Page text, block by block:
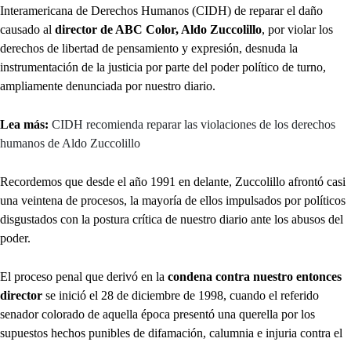
Interamericana de Derechos Humanos (CIDH) de reparar el daño
causado al director de ABC Color, Aldo Zuccolillo, por violar los
derechos de libertad de pensamiento y expresión, desnuda la
instrumentación de la justicia por parte del poder político de turno,
ampliamente denunciada por nuestro diario.
Lea más: CIDH recomienda reparar las violaciones de los derechos
humanos de Aldo Zuccolillo
Recordemos que desde el año 1991 en delante, Zuccolillo afrontó casi
una veintena de procesos, la mayoría de ellos impulsados por políticos
disgustados con la postura crítica de nuestro diario ante los abusos del
poder.
El proceso penal que derivó en la condena contra nuestro entonces
director se inició el 28 de diciembre de 1998, cuando el referido
senador colorado de aquella época presentó una querella por los
supuestos hechos punibles de difamación, calumnia e injuria contra el